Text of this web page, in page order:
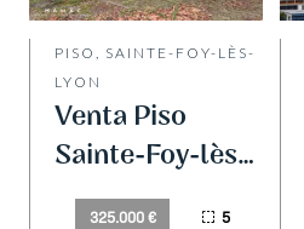
PISO, SAINTE-FOY-LÈS-
LYON
Venta Piso
Sainte-Foy-lès-
Lyon
325.000 €
5